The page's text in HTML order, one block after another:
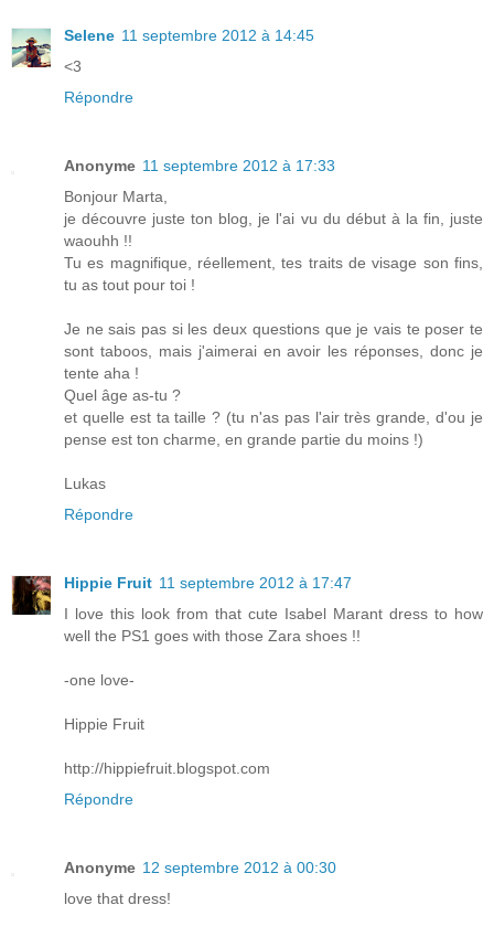
Selene 11 septembre 2012 à 14:45
<3
Répondre
Anonyme 11 septembre 2012 à 17:33
Bonjour Marta,
je découvre juste ton blog, je l'ai vu du début à la fin, juste
waouhh !!
Tu es magnifique, réellement, tes traits de visage son fins,
tu as tout pour toi !
Je ne sais pas si les deux questions que je vais te poser te
sont taboos, mais j'aimerai en avoir les réponses, donc je
tente aha !
Quel âge as-tu ?
et quelle est ta taille ? (tu n'as pas l'air très grande, d'ou je
pense est ton charme, en grande partie du moins !)
Lukas
Répondre
Hippie Fruit 11 septembre 2012 à 17:47
I love this look from that cute Isabel Marant dress to how
well the PS1 goes with those Zara shoes !!
-one love-
Hippie Fruit
http://hippiefruit.blogspot.com
Répondre
Anonyme 12 septembre 2012 à 00:30
love that dress!